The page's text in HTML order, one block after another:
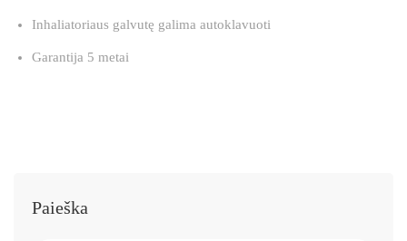
Paieška
Inhaliatoriaus galvutę galima autoklavuoti
Garantija 5 metai